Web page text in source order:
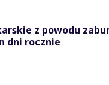
z powodu
dni rocznie